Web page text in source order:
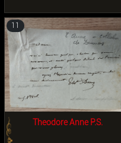
(pardonnez moi cette
supposition) vous vous trompez.
Allons tout de suite au but [...].
Êtes-vous un homme qui voulez
vous amuser d'une femme isolée,
non, vous êtes loyal j'en suis
convaincue [...]. Êtes-vous un
homme [...] qui a des intentions
sérieuses, non, n'est-ce-pas,
quand bien même vous en auriez
il faudrait n'y plus songer, car
toute liaison autre qu'une bonne
amitié est entre nous impossible
[...]".
Theodore Anne P.S.
11